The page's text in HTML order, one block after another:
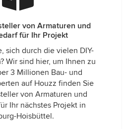
von Armaturen und
für Ihr Projekt
sich durch die vielen DIY-
Wir sind hier, um Ihnen zu
3 Millionen Bau- und
auf Houzz finden Sie
von Armaturen und
Ihr nächstes Projekt in
Hoisbüttel.